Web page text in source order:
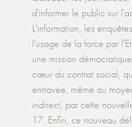
d'informer le public sur
L'information, les
l'usage de la force par
une mission
cœur du contrat social,
entravée, même au
indirect, par cette
17. Enfin, ce nouveau